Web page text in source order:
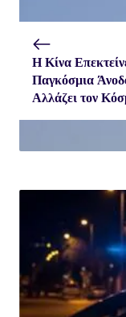
Η Κίνα
Παγκόσμια
Αλλάζει τον